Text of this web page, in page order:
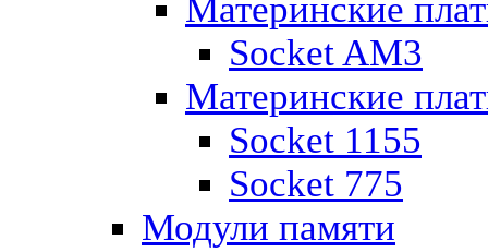
Материнские
Socket AM3
Материнские
Socket 1155
Socket 775
Модули памяти